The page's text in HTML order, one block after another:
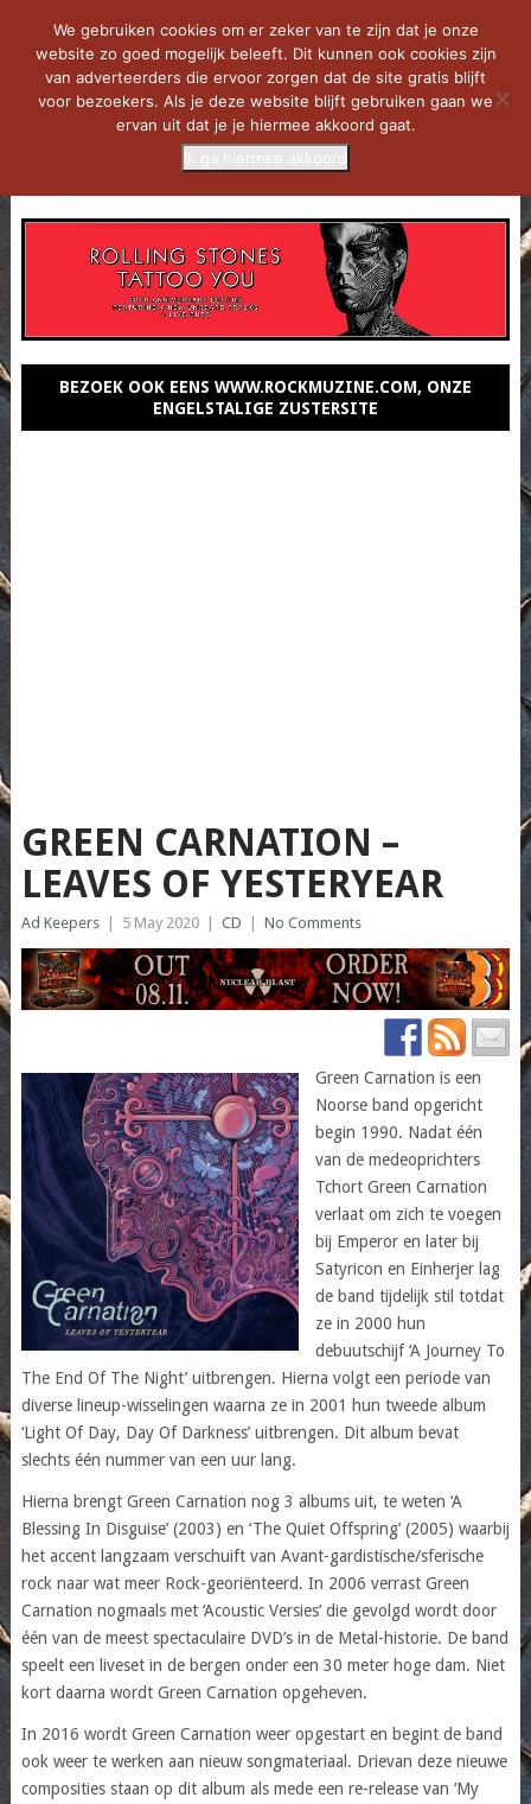
BEZOEK OOK EENS WWW.ROCKMUZINE.COM, ONZE
ENGELSTALIGE ZUSTERSITE
GREEN CARNATION –
LEAVES OF YESTERYEAR
Ad Keepers 5 May 2020 CD No Comments
Green Carnation is een
Noorse band opgericht
begin 1990. Nadat één
van de medeoprichters
Tchort Green Carnation
verlaat om zich te voegen
bij Emperor en later bij
Satyricon en Einherjer lag
de band tijdelijk stil totdat
ze in 2000 hun
debuutschijf ‘A Journey To
The End Of The Night’ uitbrengen. Hierna volgt een periode van
diverse lineup-wisselingen waarna ze in 2001 hun tweede album
‘Light Of Day, Day Of Darkness’ uitbrengen. Dit album bevat
slechts één nummer van een uur lang.
Hierna brengt Green Carnation nog 3 albums uit, te weten ‘A
Blessing In Disguise’ (2003) en ‘The Quiet Offspring’ (2005) waarbij
het accent langzaam verschuift van Avant-gardistische/sferische
rock naar wat meer Rock-georiënteerd. In 2006 verrast Green
Carnation nogmaals met ‘Acoustic Versies’ die gevolgd wordt door
één van de meest spectaculaire DVD’s in de Metal-historie. De band
speelt een liveset in de bergen onder een 30 meter hoge dam. Niet
kort daarna wordt Green Carnation opgeheven.
In 2016 wordt Green Carnation weer opgestart en begint de band
ook weer te werken aan nieuw songmateriaal. Drievan deze nieuwe
composities staan op dit album als mede een re-release van ‘My
We gebruiken cookies om er zeker van te zijn dat je onze
website zo goed mogelijk beleeft. Dit kunnen ook cookies zijn
van adverteerders die ervoor zorgen dat de site gratis blijft
voor bezoekers. Als je deze website blijft gebruiken gaan we
ervan uit dat je je hiermee akkoord gaat.
Ik ga hiermee akkoord